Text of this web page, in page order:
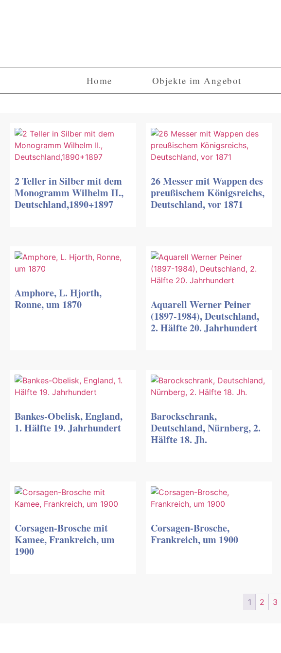
Home Objekte im Angebot
2 Teller in Silber mit dem
Monogramm Wilhelm II.,
Deutschland,1890+1897
26 Messer mit Wappen des
preußischem Königsreichs,
Deutschland, vor 1871
Amphore, L. Hjorth,
Ronne, um 1870
Aquarell Werner Peiner
(1897-1984), Deutschland,
2. Hälfte 20. Jahrhundert
Bankes-Obelisk, England,
1. Hälfte 19. Jahrhundert
Barockschrank,
Deutschland, Nürnberg, 2.
Hälfte 18. Jh.
Corsagen-Brosche mit
Kamee, Frankreich, um
1900
Corsagen-Brosche,
Frankreich, um 1900
1 2 3